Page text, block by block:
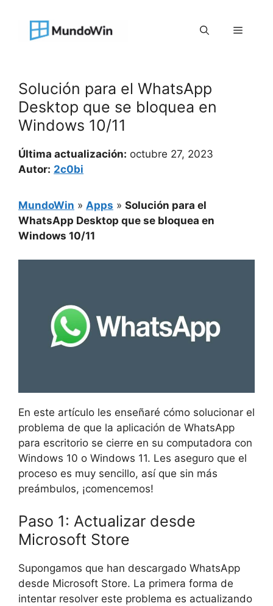
contenido
Menú
Solución para el WhatsApp
Desktop que se bloquea en
Windows 10/11
Última actualización: octubre 27, 2023
Autor: 2c0bi
MundoWin » Apps » Solución para el
WhatsApp Desktop que se bloquea en
Windows 10/11
En este artículo les enseñaré cómo solucionar el
problema de que la aplicación de WhatsApp
para escritorio se cierre en su computadora con
Windows 10 o Windows 11. Les aseguro que el
proceso es muy sencillo, así que sin más
preámbulos, ¡comencemos!
Paso 1: Actualizar desde
Microsoft Store
Supongamos que han descargado WhatsApp
desde Microsoft Store. La primera forma de
intentar resolver este problema es actualizando